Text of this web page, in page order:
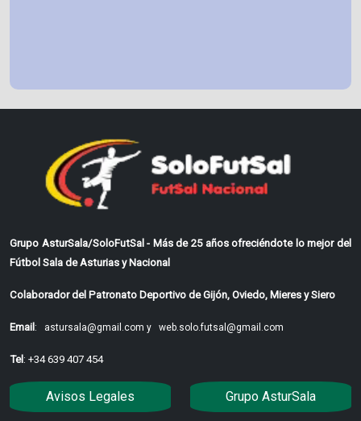
Grupo AsturSala/SoloFutSal - Más de 25 años ofreciéndote lo mejor del
Fútbol Sala de Asturias y Nacional
Colaborador del Patronato Deportivo de Gijón, Oviedo, Mieres y Siero
Email: astursala@gmail.com y web.solo.futsal@gmail.com
Tel: +34 639 407 454
Avisos Legales Grupo AsturSala